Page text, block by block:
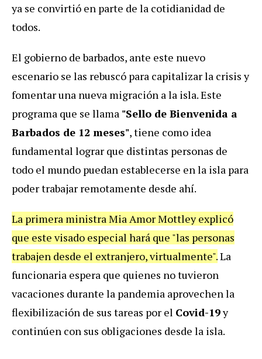
ya se convirtió en parte de la cotidianidad de
todos.
El gobierno de barbados, ante este nuevo
escenario se las rebuscó para capitalizar la crisis y
fomentar una nueva migración a la isla. Este
programa que se llama "Sello de Bienvenida a
Barbados de 12 meses", tiene como idea
fundamental lograr que distintas personas de
todo el mundo puedan establecerse en la isla para
poder trabajar remotamente desde ahí.
La primera ministra Mia Amor Mottley explicó
que este visado especial hará que "las personas
trabajen desde el extranjero, virtualmente".La
funcionaria espera que quienes no tuvieron
vacaciones durante la pandemia aprovechen la
flexibilización de sus tareas por el Covid-19y
continúen con sus obligaciones desde la isla.